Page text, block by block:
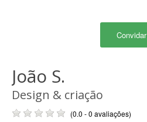
Convidar
João S.
Design & criação
(0.0 - 0 avaliações)